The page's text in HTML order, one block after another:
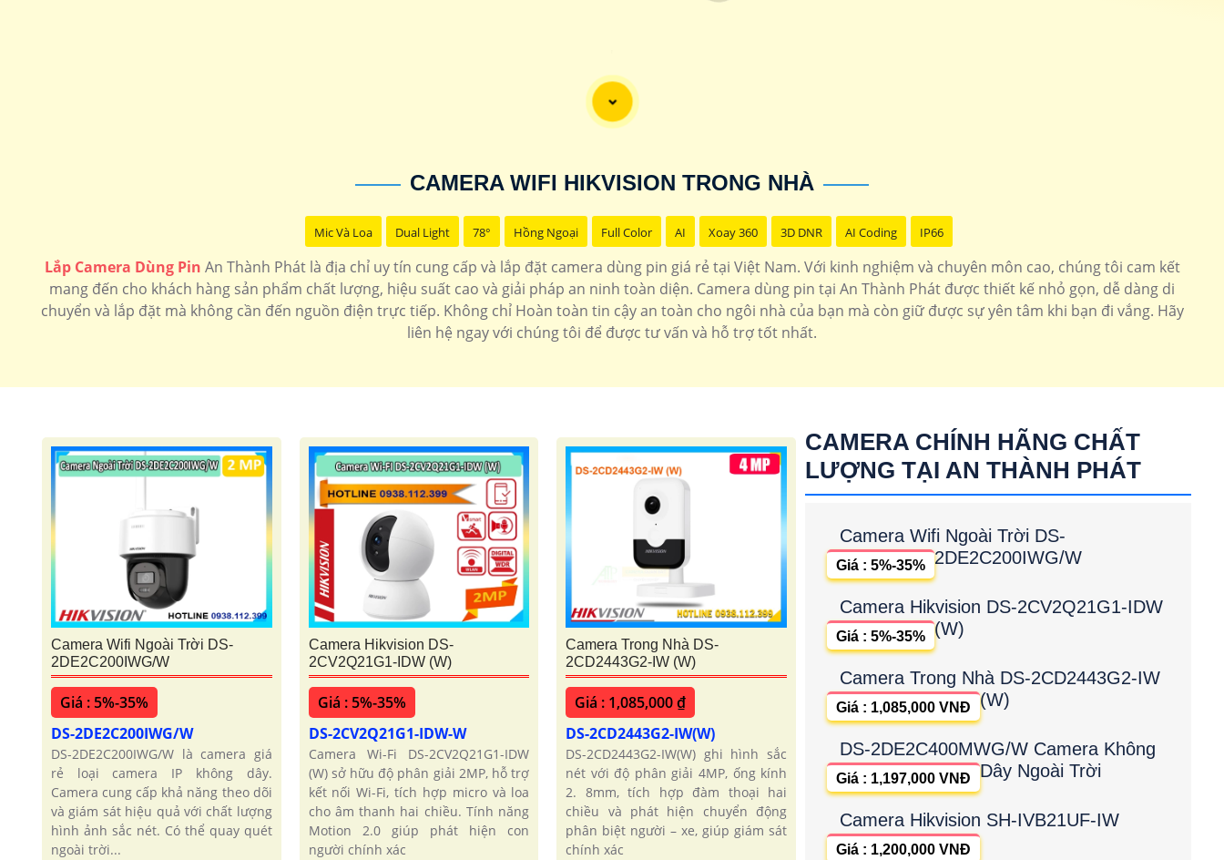
CAMERA WIFI HIKVISION TRONG NHÀ
Mic Và Loa Dual Light 78° Hồng Ngoại Full Color AI Xoay 360 3D DNR AI Coding IP66
Lắp Camera Dùng Pin An Thành Phát là địa chỉ uy tín cung cấp và lắp đặt camera dùng pin giá rẻ tại Việt Nam. Với kinh nghiệm và chuyên môn cao, chúng tôi cam kết
mang đến cho khách hàng sản phẩm chất lượng, hiệu suất cao và giải pháp an ninh toàn diện. Camera dùng pin tại An Thành Phát được thiết kế nhỏ gọn, dễ dàng di
chuyển và lắp đặt mà không cần đến nguồn điện trực tiếp. Không chỉ Hoàn toàn tin cậy an toàn cho ngôi nhà của bạn mà còn giữ được sự yên tâm khi bạn đi vắng. Hãy
liên hệ ngay với chúng tôi để được tư vấn và hỗ trợ tốt nhất.
Camera Wifi Ngoài Trời DS-
2DE2C200IWG/W
Giá : 5%-35%
DS-2DE2C200IWG/W
DS-2DE2C200IWG/W là camera giá
rẻ loại camera IP không dây.
Camera cung cấp khả năng theo dõi
và giám sát hiệu quả với chất lượng
hình ảnh sắc nét. Có thể quay quét
ngoài trời...
Camera Hikvision DS-
2CV2Q21G1-IDW (W)
Giá : 5%-35%
DS-2CV2Q21G1-IDW-W
Camera Wi-Fi DS-2CV2Q21G1-IDW
(W) sở hữu độ phân giải 2MP, hỗ trợ
kết nối Wi-Fi, tích hợp micro và loa
cho âm thanh hai chiều. Tính năng
Motion 2.0 giúp phát hiện con
người chính xác
Camera Trong Nhà DS-
2CD2443G2-IW (W)
Giá : 1,085,000 ₫
DS-2CD2443G2-IW(W)
DS-2CD2443G2-IW(W) ghi hình sắc
nét với độ phân giải 4MP, ống kính
2. 8mm, tích hợp đàm thoại hai
chiều và phát hiện chuyển động
phân biệt người – xe, giúp giám sát
chính xác
CAMERA CHÍNH HÃNG CHẤT
LƯỢNG TẠI AN THÀNH PHÁT
Camera Wifi Ngoài Trời DS-
2DE2C200IWG/W
Giá : 5%-35%
Camera Hikvision DS-2CV2Q21G1-IDW
(W)
Giá : 5%-35%
Camera Trong Nhà DS-2CD2443G2-IW
(W)
Giá : 1,085,000 VNĐ
DS-2DE2C400MWG/W Camera Không
Dây Ngoài Trời
Giá : 1,197,000 VNĐ
Camera Hikvision SH-IVB21UF-IW
Giá : 1,200,000 VNĐ